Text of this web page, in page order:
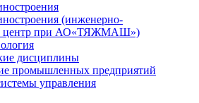
(инженерно-
центр при АО«ТЯЖМАШ»)
дисциплины
промышленных предприятий
управления